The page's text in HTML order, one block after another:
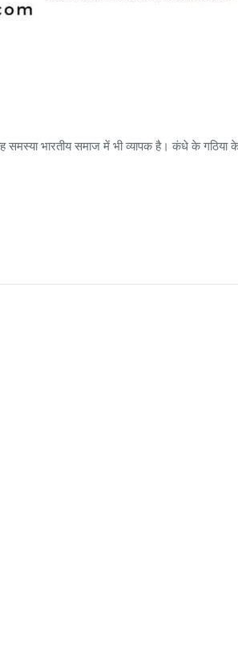
भारतीय समाज में भी व्यापक है। कंधे के गठिया